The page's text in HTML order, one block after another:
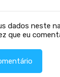
dados neste
que eu